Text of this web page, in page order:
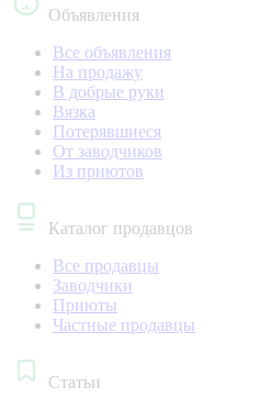
Объявления
Все объявления
На продажу
В добрые руки
Вязка
Потерявшиеся
От заводчиков
Из приютов
Каталог продавцов
Все продавцы
Заводчики
Приюты
Частные продавцы
Статьи